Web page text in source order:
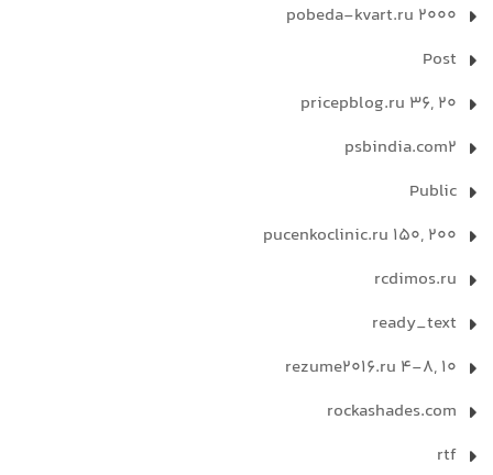
pobeda-kvart.ru 2000
Post
pricepblog.ru 36, 20
psbindia.com2
Public
pucenkoclinic.ru 150, 200
rcdimos.ru
ready_text
rezume2016.ru 4-8, 10
rockashades.com
rtf